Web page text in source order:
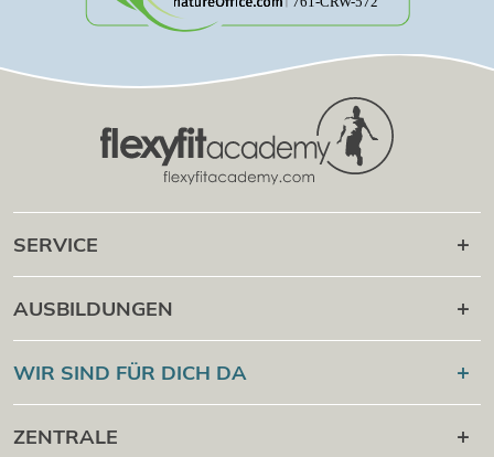
SERVICE
Karriere danach
Online Campus
Cert Check
AUSBILDUNGEN
Flexyfit
Sport Academy
Flexyfit Massage Academy
Flexyfit®Beauty Academy
WIR SIND FÜR DICH DA
+43 1 997 27 38
ZENTRALE